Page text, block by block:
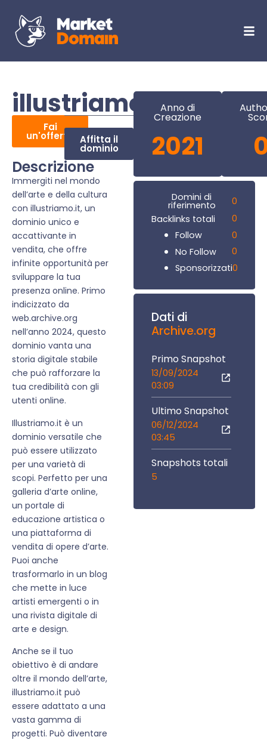
illustriamo.it
Fai
un'offerta Affitta il
dominio
Descrizione
Immergiti nel mondo
dell’arte e della cultura
con illustriamo.it, un
dominio unico e
accattivante in
vendita, che offre
infinite opportunità per
sviluppare la tua
presenza online. Primo
indicizzato da
web.archive.org
nell’anno 2024, questo
dominio vanta una
storia digitale stabile
che può rafforzare la
tua credibilità con gli
utenti online.
Illustriamo.it è un
dominio versatile che
può essere utilizzato
per una varietà di
scopi. Perfetto per una
galleria d’arte online,
un portale di
educazione artistica o
una piattaforma di
vendita di opere d’arte.
Puoi anche
trasformarlo in un blog
che mette in luce
artisti emergenti o in
una rivista digitale di
arte e design.
Anche se il tuo
obiettivo è di andare
oltre il mondo dell’arte,
illustriamo.it può
essere adattato a una
vasta gamma di
progetti. Può diventare
Anno di
Creazione
2021
Domini di
riferimento
0
Backlinks totali
0
Follow
0
No Follow
0
Sponsorizzati0
Dati di
Archive.org
Primo Snapshot
13/09/2024
03:09
Ultimo Snapshot
06/12/2024
03:45
Snapshots totali
5